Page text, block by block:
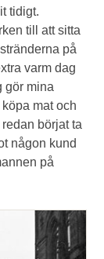
tidigt.
till att sitta
på
varm dag
gör mina
mat och
börjat ta
någon kund
på